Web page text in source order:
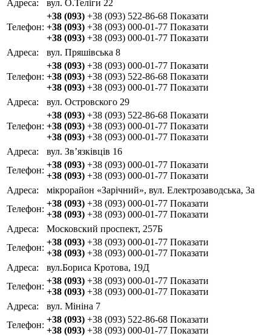
Адреса:
вул. О.Теліги 22
Телефон:
+38 (093) +38 (093) 522-86-68 Показати
+38 (093) +38 (093) 000-01-77 Показати
+38 (093) +38 (093) 000-01-77 Показати
Адреса:
вул. Пряшівська 8
Телефон:
+38 (093) +38 (093) 000-01-77 Показати
+38 (093) +38 (093) 522-86-68 Показати
+38 (093) +38 (093) 000-01-77 Показати
Адреса:
вул. Островского 29
Телефон:
+38 (093) +38 (093) 522-86-68 Показати
+38 (093) +38 (093) 000-01-77 Показати
+38 (093) +38 (093) 000-01-77 Показати
Адреса:
вул. Зв’язківців 16
Телефон:
+38 (093) +38 (093) 000-01-77 Показати
+38 (093) +38 (093) 000-01-77 Показати
Адреса:
мікрорайон «Зарічний», вул. Електрозаводська, 3а
Телефон:
+38 (093) +38 (093) 000-01-77 Показати
+38 (093) +38 (093) 000-01-77 Показати
Адреса:
Московский проспект, 257Б
Телефон:
+38 (093) +38 (093) 000-01-77 Показати
+38 (093) +38 (093) 000-01-77 Показати
Адреса:
вул.Бориса Кротова, 19Д
Телефон:
+38 (093) +38 (093) 000-01-77 Показати
+38 (093) +38 (093) 000-01-77 Показати
Адреса:
вул. Мініна 7
Телефон:
+38 (093) +38 (093) 522-86-68 Показати
+38 (093) +38 (093) 000-01-77 Показати